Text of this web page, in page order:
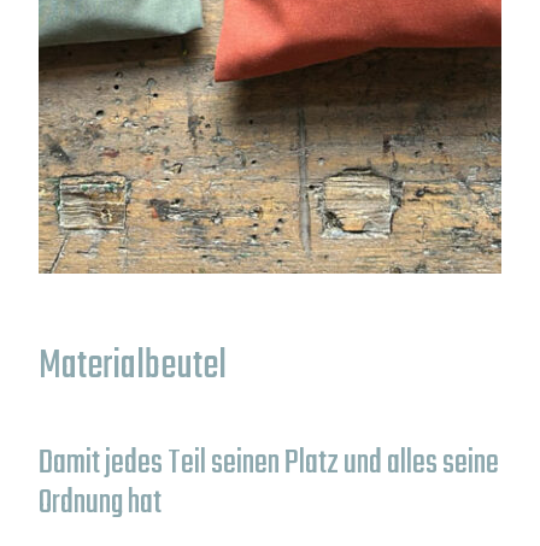
Materialbeutel
Damit jedes Teil seinen Platz und alles seine
Ordnung hat